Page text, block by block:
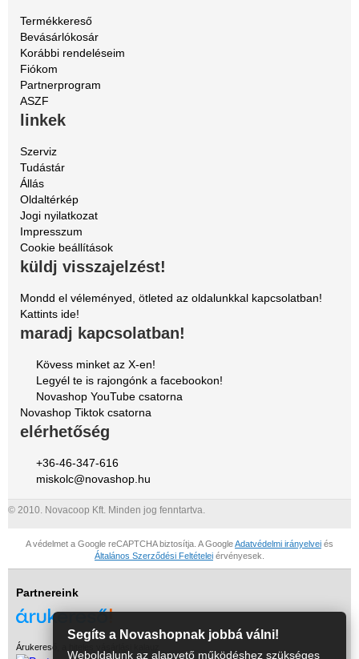
Termékkereső
Bevásárlókosár
Korábbi rendeléseim
Fiókom
Partnerprogram
ASZF
linkek
Szerviz
Tudástár
Állás
Oldaltérkép
Jogi nyilatkozat
Impresszum
Cookie beállítások
küldj visszajelzést!
Mondd el véleményed, ötleted az oldalunkkal kapcsolatban!
Kattints ide!
maradj kapcsolatban!
Kövess minket az X-en!
Legyél te is rajongónk a facebookon!
Novashop YouTube csatorna
Novashop Tiktok csatorna
elérhetőség
+36-46-347-616
miskolc@novashop.hu
© 2010. Novacoop Kft. Minden jog fenntartva.
A védelmet a Google reCAPTCHA biztosítja. A GoogleAdatvédelmi irányelvei és
Általános Szerződési Feltételei érvényesek.
Partnereink
Árukereső, a hiteles vásárlási kalauz
Segíts a Novashopnak jobbá válni!
Weboldalunk az alapvető működéshez szükséges